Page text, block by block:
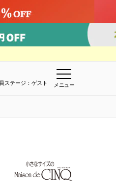
ステージ：ゲスト
メニュー